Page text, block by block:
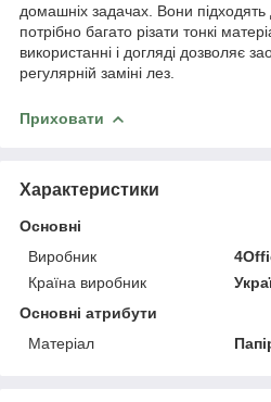
домашніх задачах. Вони підходять
потрібно багато різати тонкі
використанні і догляді дозволяє
регулярній заміні лез.
Приховати
Характеристики
Основні
Виробник
Країна виробник
Основні атрибути
Матеріал